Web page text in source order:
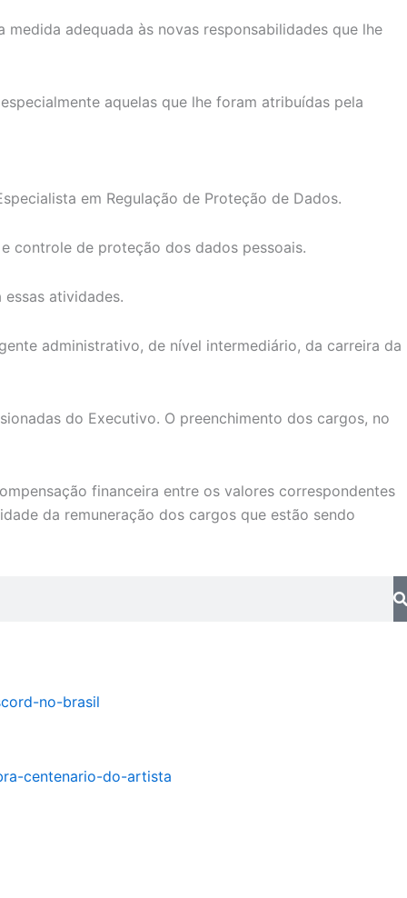
adequada às novas responsabilidades que lhe
aquelas que lhe foram atribuídas pela
em Regulação de Proteção de Dados.
controle de proteção dos dados pessoais.
atividades.
administrativo, de nível intermediário, da carreira da
do Executivo. O preenchimento dos cargos, no
financeira entre os valores correspondentes
da remuneração dos cargos que estão sendo